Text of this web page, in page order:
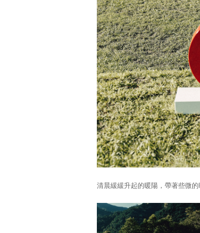
清晨緩緩升起的暖陽，帶著些微